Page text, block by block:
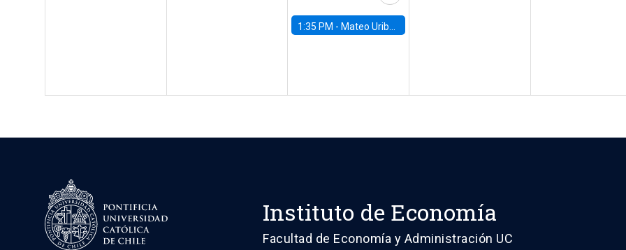
1:35 PM - Mateo Uribe-Castro, Universidad de los Andes (Colombia)
Instituto de Economía
Facultad de Economía y Administración UC